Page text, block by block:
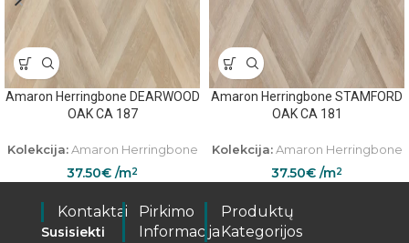
Amaron Herringbone DEARWOOD
OAK CA 187
Kolekcija:Amaron Herringbone
37.50€ /m2
Amaron Herringbone STAMFORD
OAK CA 181
Kolekcija:Amaron Herringbone
37.50€ /m2
Kontaktai
Susisiekti
Pirkimo
Informacija
Produktų
Kategorijos